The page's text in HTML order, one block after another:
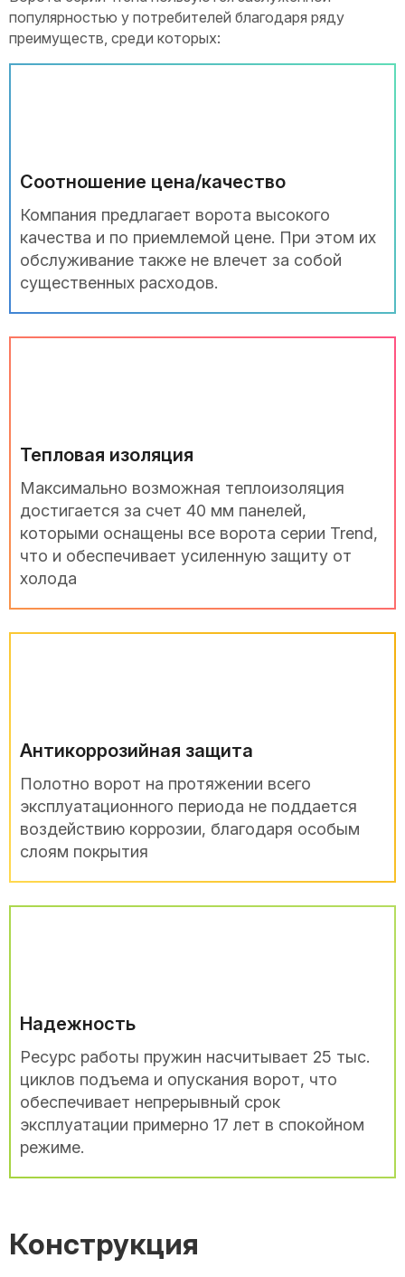
популярностью у потребителей благодаря ряду
преимуществ, среди которых:
Соотношение цена/качество
Компания предлагает ворота высокого
качества и по приемлемой цене. При этом их
обслуживание также не влечет за собой
существенных расходов.
Тепловая изоляция
Максимально возможная теплоизоляция
достигается за счет 40 мм панелей,
которыми оснащены все ворота серии Trend,
что и обеспечивает усиленную защиту от
холода
Антикоррозийная защита
Полотно ворот на протяжении всего
эксплуатационного периода не поддается
воздействию коррозии, благодаря особым
слоям покрытия
Надежность
Ресурс работы пружин насчитывает 25 тыс.
циклов подъема и опускания ворот, что
обеспечивает непрерывный срок
эксплуатации примерно 17 лет в спокойном
режиме.
Конструкция